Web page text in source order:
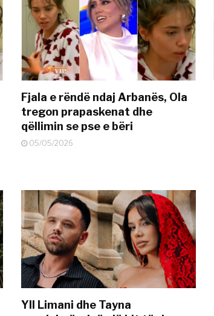
Fjala e rëndë ndaj Arbanës, Ola
tregon prapaskenat dhe
qëllimin se pse e bëri
05/05/2026
Yll Limani dhe Tayna